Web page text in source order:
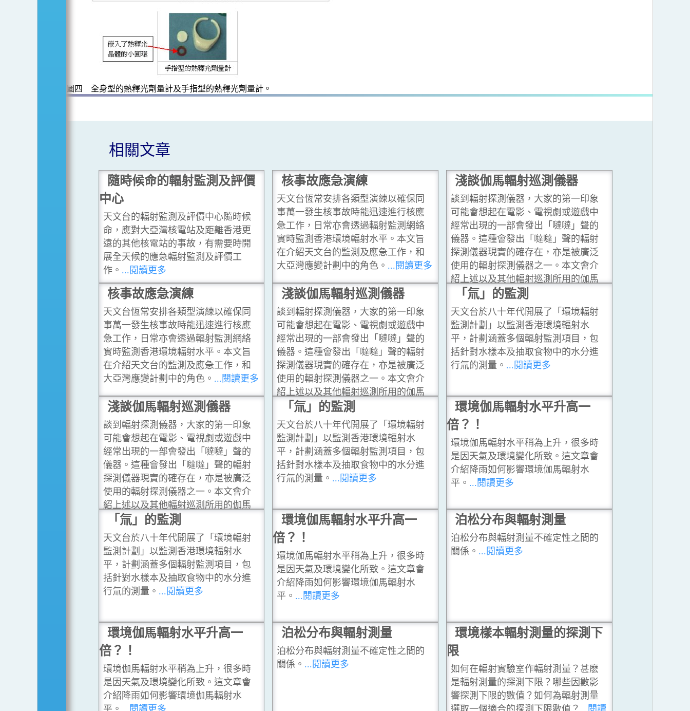
圖四 全身型的熱釋光劑量計及手指型的熱釋光劑量計。
相關文章
隨時候命的輻射監測及評價
中心
天文台的輻射監測及評價中心隨時候
命，應對大亞灣核電站及距離香港更
遠的其他核電站的事故，有需要時開
展全天候的應急輻射監測及評價工
作。 ...閱讀更多
核事故應急演練
天文台恆常安排各類型演練以確保同
事萬一發生核事故時能迅速進行核應
急工作，日常亦會透過輻射監測網絡
實時監測香港環境輻射水平。本文旨
在介紹天文台的監測及應急工作，和
大亞灣應變計劃中的角色。 ...閱讀更多
淺談伽馬輻射巡測儀器
談到輻射探測儀器，大家的第一印象
可能會想起在電影、電視劇或遊戲中
經常出現的一部會發出「噠噠」聲的
儀器。這種會發出「噠噠」聲的輻射
探測儀器現實的確存在，亦是被廣泛
使用的輻射探測儀器之一。本文會介
紹上述以及其他輻射巡測所用的伽馬
輻射探測儀器。...閱讀更多
核事故應急演練
天文台恆常安排各類型演練以確保同
事萬一發生核事故時能迅速進行核應
急工作，日常亦會透過輻射監測網絡
實時監測香港環境輻射水平。本文旨
在介紹天文台的監測及應急工作，和
大亞灣應變計劃中的角色。 ...閱讀更多
淺談伽馬輻射巡測儀器
談到輻射探測儀器，大家的第一印象
可能會想起在電影、電視劇或遊戲中
經常出現的一部會發出「噠噠」聲的
儀器。這種會發出「噠噠」聲的輻射
探測儀器現實的確存在，亦是被廣泛
使用的輻射探測儀器之一。本文會介
紹上述以及其他輻射巡測所用的伽馬
輻射探測儀器。...閱讀更多
「氚」的監測
天文台於八十年代開展了「環境輻射
監測計劃」以監測香港環境輻射水
平，計劃涵蓋多個輻射監測項目，包
括針對水樣本及抽取食物中的水分進
行氚的測量。 ...閱讀更多
淺談伽馬輻射巡測儀器
談到輻射探測儀器，大家的第一印象
可能會想起在電影、電視劇或遊戲中
經常出現的一部會發出「噠噠」聲的
儀器。這種會發出「噠噠」聲的輻射
探測儀器現實的確存在，亦是被廣泛
使用的輻射探測儀器之一。本文會介
紹上述以及其他輻射巡測所用的伽馬
輻射探測儀器。...閱讀更多
「氚」的監測
天文台於八十年代開展了「環境輻射
監測計劃」以監測香港環境輻射水
平，計劃涵蓋多個輻射監測項目，包
括針對水樣本及抽取食物中的水分進
行氚的測量。 ...閱讀更多
環境伽馬輻射水平升高一
倍？！
環境伽馬輻射水平稍為上升，很多時
是因天氣及環境變化所致。這文章會
介紹降雨如何影響環境伽馬輻射水
平。 ...閱讀更多
「氚」的監測
天文台於八十年代開展了「環境輻射
監測計劃」以監測香港環境輻射水
平，計劃涵蓋多個輻射監測項目，包
括針對水樣本及抽取食物中的水分進
行氚的測量。 ...閱讀更多
環境伽馬輻射水平升高一
倍？！
環境伽馬輻射水平稍為上升，很多時
是因天氣及環境變化所致。這文章會
介紹降雨如何影響環境伽馬輻射水
平。 ...閱讀更多
泊松分布與輻射測量
泊松分布與輻射測量不確定性之間的
關係。 ...閱讀更多
環境伽馬輻射水平升高一
倍？！
環境伽馬輻射水平稍為上升，很多時
是因天氣及環境變化所致。這文章會
介紹降雨如何影響環境伽馬輻射水
泊松分布與輻射測量
泊松分布與輻射測量不確定性之間的
關係。 ...閱讀更多
環境樣本輻射測量的探測下
限
如何在輻射實驗室作輻射測量？甚麽
是輻射測量的探測下限？哪些因數影
響探測下限的數值？如何為輻射測量